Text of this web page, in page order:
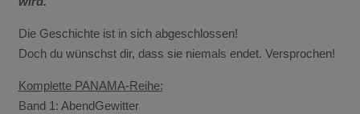
Die Geschichte ist in sich abgeschlossen!
Doch du wünschst dir, dass sie niemals endet. Versprochen!
Komplette PANAMA-Reihe:
Band 1: AbendGewitter